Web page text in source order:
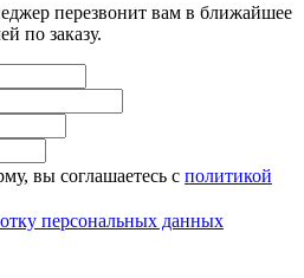
перезвонит вам в ближайшее
по заказу.
вы соглашаетесь с политикой
персональных данных